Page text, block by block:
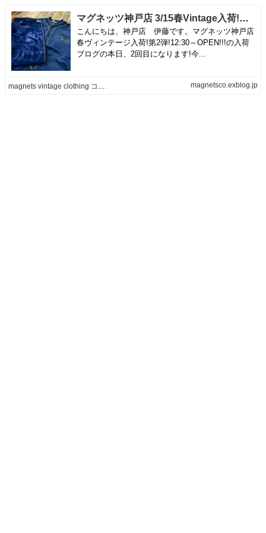
マグネッツ神戸店 3/15春Vintage入荷!第2弾! #5 Baseball Shirt !!! | magnets vintage clothing コダワリがある大人の為に。
こんにちは、神戸店 伊藤です。マグネッツ神戸店
春ヴィンテージ入荷!第2弾!12:30～OPEN!!!の入荷
ブログの本日、2回目になります!今...
magnets vintage clothing コダワリがある大人の為に。 magnetsco.exblog.jp